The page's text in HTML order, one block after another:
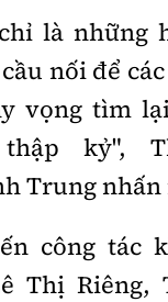
là những
nối để
vọng tìm
kỷ",
Trung nhấn
công tác
Thị Riêng,